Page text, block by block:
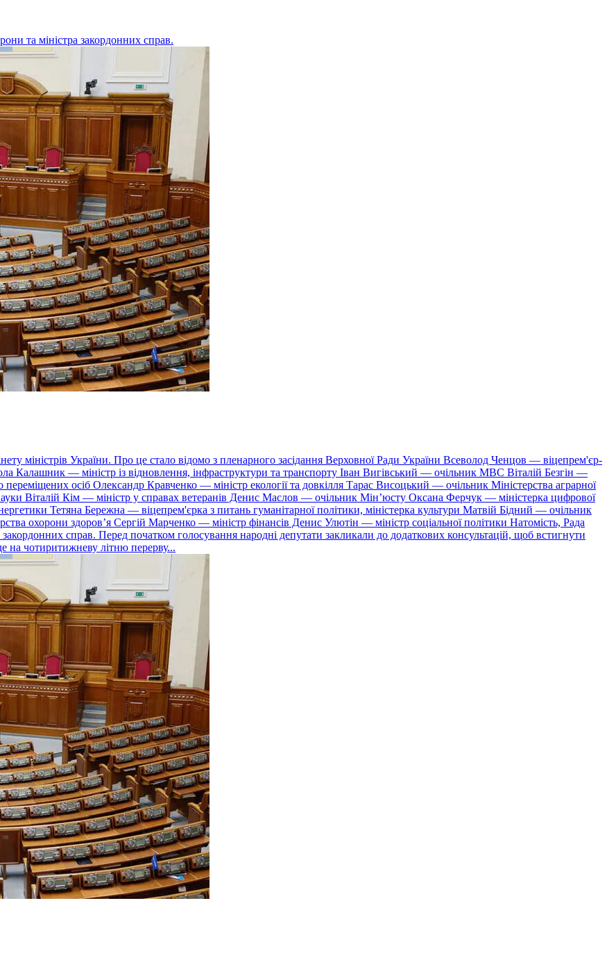
та міністра закордонних справ.
міністрів України. Про це стало відомо з пленарного засідання Верховної Ради України Всеволод Ченцов — віцепрем'єр-
Калашник — міністр із відновлення, інфраструктури та транспорту Іван Вигівський — очільник МВС Віталій Безгін —
осіб Олександр Кравченко — міністр екології та довкілля Тарас Висоцький — очільник Міністерства аграрної
Віталій Кім — міністр у справах ветеранів Денис Маслов — очільник Мінʼюсту Оксана Ферчук — міністерка цифрової
Тетяна Бережна — віцепрем'єрка з питань гуманітарної політики, міністерка культури Матвій Бідний — очільник
охорони здоровʼя Сергій Марченко — міністр фінансів Денис Улютін — міністр соціальної політики Натомість, Рада
закордонних справ. Перед початком голосування народні депутати закликали до додаткових консультацій, щоб встигнути
на чотиритижневу літню перерву...